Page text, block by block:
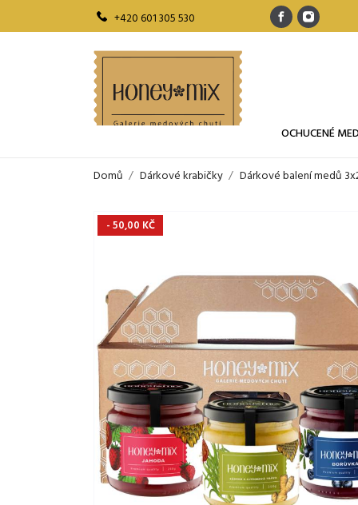
+420 601 305 530
OCHUCENÉ
Domů Dárkové krabičky Dárkové balení medů
- 50,00 KČ